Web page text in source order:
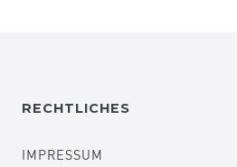
RECHTLICHES
IMPRESSUM